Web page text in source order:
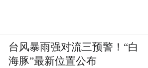
台风暴雨强对流三预警！“白
海豚”最新位置公布